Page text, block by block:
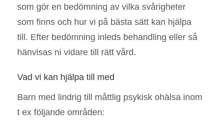
som gör en bedömning av vilka svårigheter
som finns och hur vi på bästa sätt kan hjälpa
till. Efter bedömning inleds behandling eller så
hänvisas ni vidare till rätt vård.
Vad vi kan hjälpa till med
Barn med lindrig till måttlig psykisk ohälsa inom
t ex följande områden: